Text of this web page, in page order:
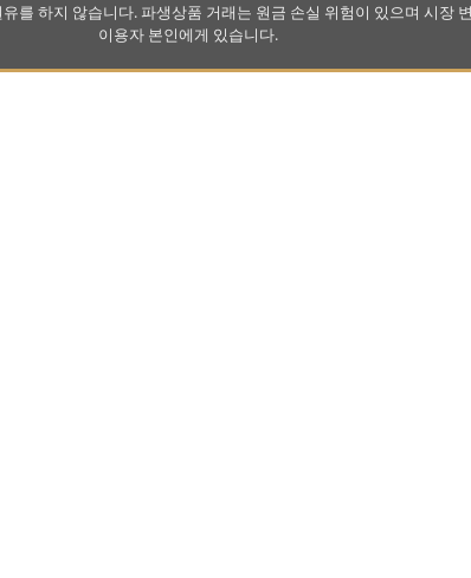
를 하지 않습니다. 파생상품 거래는 원금 손실 위험이 있으며 시장
이용자 본인에게 있습니다.